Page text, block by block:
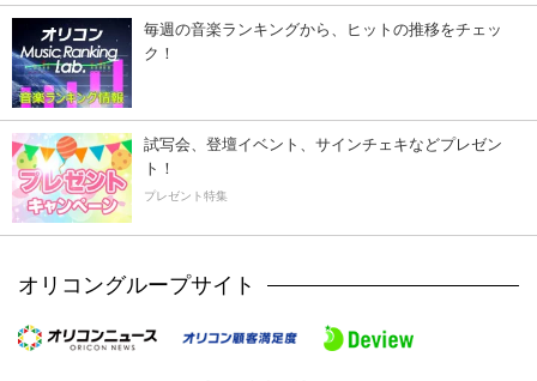
毎週の音楽ランキングから、ヒットの推移をチェッ
ク！
試写会、登壇イベント、サインチェキなどプレゼン
ト！
プレゼント特集
オリコングループサイト